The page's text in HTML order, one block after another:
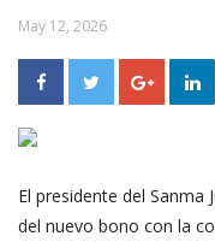
May 12, 2026
El presidente del Sanma
del nuevo bono con la